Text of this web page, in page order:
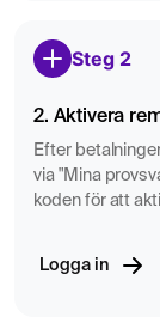
Steg 2
2. Aktivera
Efter
via "Mina
koden för att
Logga in